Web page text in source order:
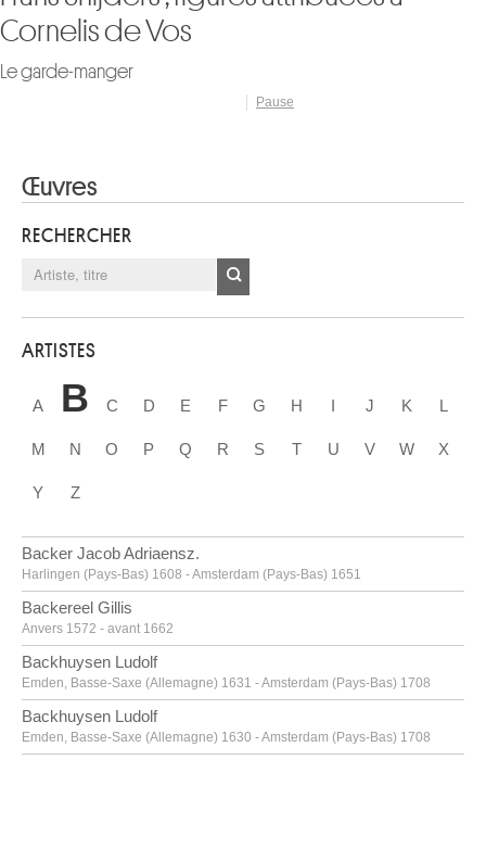
Narcisse
RECHERCHER
ARTISTES
B
M N O P Q R S T U V W X
Y Z
Harlingen (Pays-Bas) 1608 - Amsterdam (Pays-Bas) 1651
Backereel Gillis
Anvers 1572 - avant 1662
Backhuysen Ludolf
Emden, Basse-Saxe (Allemagne) 1631 - Amsterdam (Pays-Bas) 1708
Backhuysen Ludolf
Emden, Basse-Saxe (Allemagne) 1630 - Amsterdam (Pays-Bas) 1708
Bacon Francis
Dublin (Irlande) 1909 - Madrid (Espagne) 1992